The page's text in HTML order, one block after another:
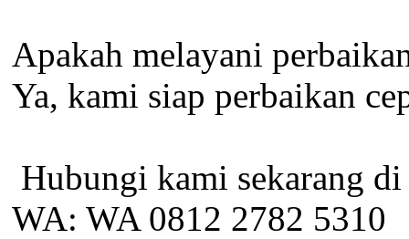
Apakah melayani
Ya, kami siap perbaikan
Hubungi kami sekarang
WA: WA 0812 2782 5310